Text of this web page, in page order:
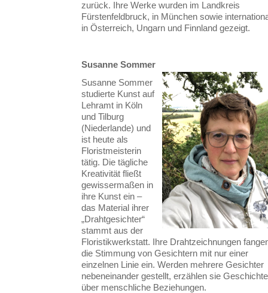
zurück. Ihre Werke wurden im Landkreis
Fürstenfeldbruck, in München sowie
in Österreich, Ungarn und Finnland gezeigt.
Susanne Sommer
Susanne Sommer
studierte Kunst auf
Lehramt in Köln
und Tilburg
(Niederlande) und
ist heute als
Floristmeisterin
tätig. Die tägliche
Kreativität fließt
gewissermaßen in
ihre Kunst ein –
das Material ihrer
„Drahtgesichter“
stammt aus der
Floristikwerkstatt. Ihre Drahtzeichnungen
die Stimmung von Gesichtern mit nur einer
einzelnen Linie ein. Werden mehrere Gesichter
nebeneinander gestellt, erzählen sie
über menschliche Beziehungen.